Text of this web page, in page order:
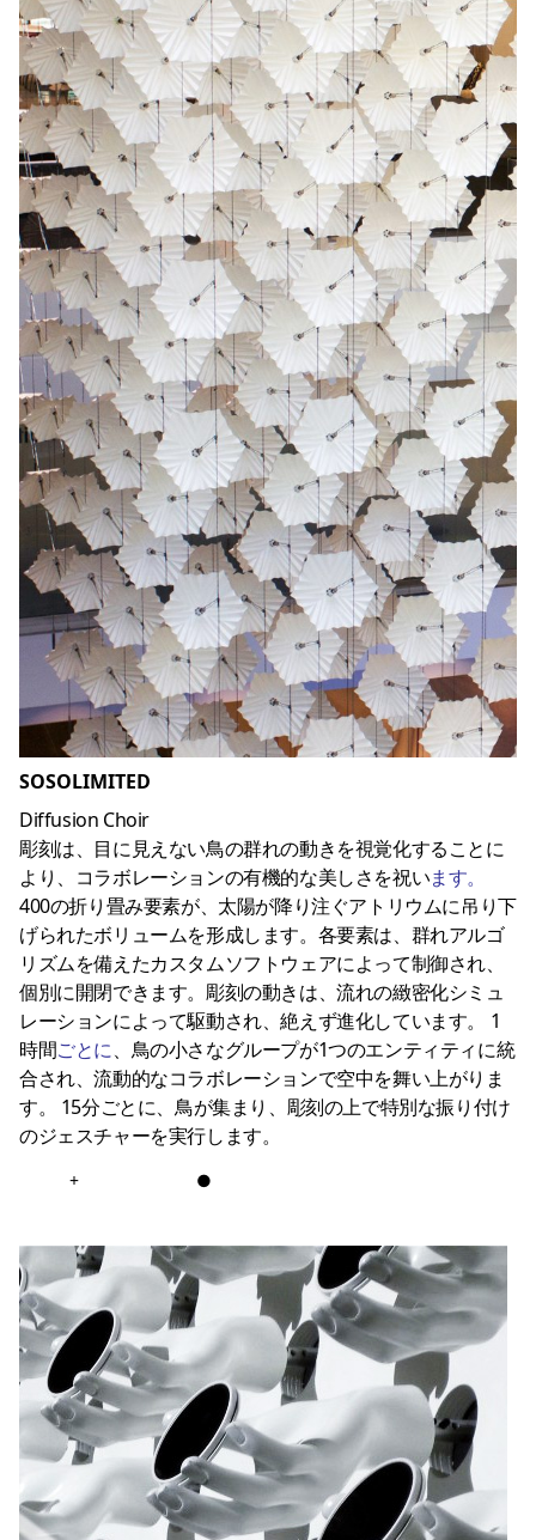
SOSOLIMITED
Diffusion Choir
彫刻は、目に見えない鳥の群れの動きを視覚化することに
より、コラボレーションの有機的な美しさを祝います。
400の折り畳み要素が、太陽が降り注ぐアトリウムに吊り下
げられたボリュームを形成します。各要素は、群れアルゴ
リズムを備えたカスタムソフトウェアによって制御され、
個別に開閉できます。彫刻の動きは、流れの緻密化シミュ
レーションによって駆動され、絶えず進化しています。 1
時間ごとに、鳥の小さなグループが1つのエンティティに統
合され、流動的なコラボレーションで空中を舞い上がりま
す。 15分ごとに、鳥が集まり、彫刻の上で特別な振り付け
のジェスチャーを実行します。
+ ●